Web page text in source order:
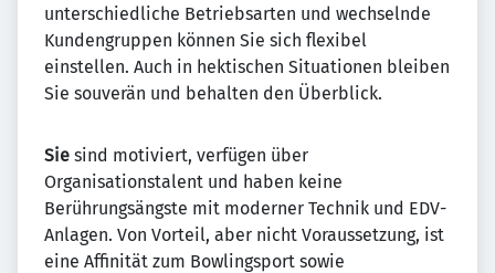
unterschiedliche Betriebsarten und wechselnde
Kundengruppen können Sie sich flexibel
einstellen. Auch in hektischen Situationen bleiben
Sie souverän und behalten den Überblick.
Sie sind motiviert, verfügen über
Organisationstalent und haben keine
Berührungsängste mit moderner Technik und EDV-
Anlagen. Von Vorteil, aber nicht Voraussetzung, ist
eine Affinität zum Bowlingsport sowie